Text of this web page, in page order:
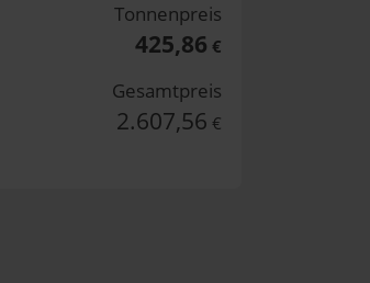
Tonnenpreis
425,86 €
Gesamtpreis
2.607,56 €